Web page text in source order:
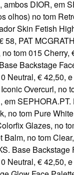
ambos DIOR, em
olhos) no tom
Skin Fetish
58, PAT
tom 015 Cherry,
Backstage
Neutral, € 42,50,
Overcurl, no
em
no tom Pure
Glazes, no
Balm, no tom
Base Backstage
Neutral, € 42,50,